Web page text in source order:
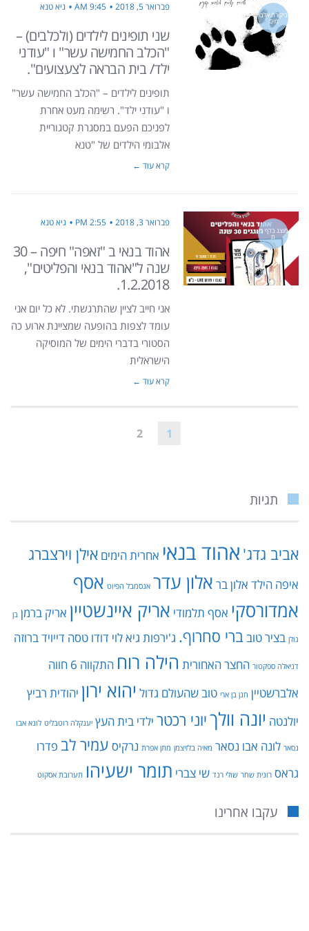
ביקורת אלבו
מים
פברואר 5, 2018 9:45 AM גיא טנא
שני תופינים לילדים (ולכלבים) –
"הכלב החמישה עשר" ו "עודני
ילד/ בית הבראה לצעצועים".
תופינים לילדים – "הכלב החמישה עשר"
ו "עודני ילד". רשימה מעט אחרת
לפניכם הפעם במסגרת קטגוריית
אלבומי הילדים של "טנא
קרא עוד ←
מוצג בדף בי
ת
פברואר 3, 2018 2:55 PM גיא טנא
אהוד בנאי ב "זאפה" חיפה – 30
שנה ל"אהוד בנאי והפליטים",
1.2.2018.
אני חייב לציין שהתרגשתי. לא כל יום אני
עומד לצפות בהופעה שמציינת ארוע כה
הסטורי בדברי הימים של המוסיקה
הישראלית
קרא עוד ←
1
2
תגיות
אביב גדג' אהוד בנאי אחרית הימים אילן וירצברג
איפה הילד אלון בר אלון עדר אנסמבל הפיוט אסף
אמדורסקי אסף תלמודי אריק איינשטיין אריק ברמן בן
גולן בציר טובברי סחרוף. ג'ירפות גיא לוי דודו טסה דייויד ברוזה
דניאלה ספקטור החצר האחורית הילה רוח התקווה 6
חווה
אלברשטיין חנן בן ארי טוב שהעולם גדול יהוא ירון יהודית רביץ
יולנטה יונה וולךיוני רכטר ילדי בית העץ יענקלה רוטבליט לונא אבו
נסאר לונה אבו נסאר מאיה בלזיצמן מתן אפרת נרקיס עמיר לב פדרו
גראס רונית שחר שולי רנד שי צברי תומר ישעיהו תערובת אסקוט
עקבו אחרינו